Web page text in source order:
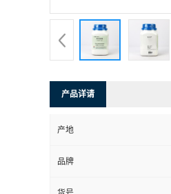
产品详请
产地
品牌